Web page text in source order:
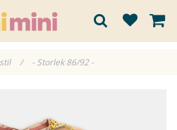
/ - Storlek 86/92 -